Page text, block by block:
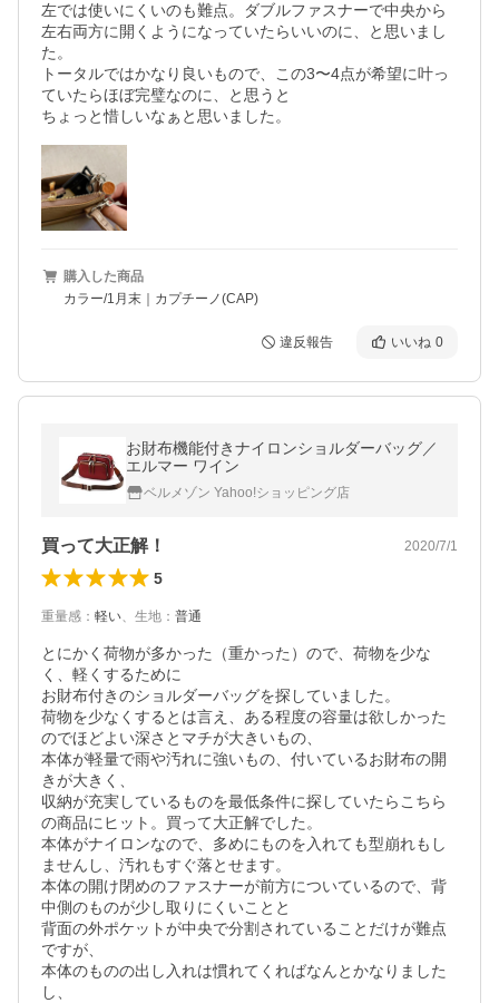
左では使いにくいのも難点。ダブルファスナーで中央から
左右両方に開くようになっていたらいいのに、と思いまし
た。
トータルではかなり良いもので、この3〜4点が希望に叶っ
ていたらほぼ完璧なのに、と思うと
ちょっと惜しいなぁと思いました。
購入した商品
カラー/1月末｜カプチーノ(CAP)
違反報告 いいね 0
お財布機能付きナイロンショルダーバッグ／
エルマー ワイン
ベルメゾン Yahoo!ショッピング店
買って大正解！ 2020/7/1
5
重量感 ： 軽い、 生地 ： 普通
とにかく荷物が多かった（重かった）ので、荷物を少な
く、軽くするために
お財布付きのショルダーバッグを探していました。
荷物を少なくするとは言え、ある程度の容量は欲しかった
のでほどよい深さとマチが大きいもの、
本体が軽量で雨や汚れに強いもの、付いているお財布の開
きが大きく、
収納が充実しているものを最低条件に探していたらこちら
の商品にヒット。買って大正解でした。
本体がナイロンなので、多めにものを入れても型崩れもし
ませんし、汚れもすぐ落とせます。
本体の開け閉めのファスナーが前方についているので、背
中側のものが少し取りにくいことと
背面の外ポケットが中央で分割されていることだけが難点
ですが、
本体のものの出し入れは慣れてくればなんとかなりました
し、